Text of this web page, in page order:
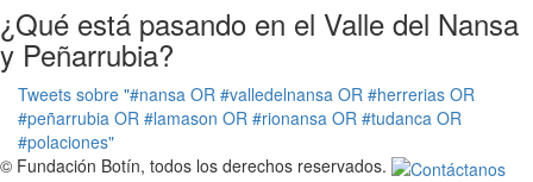
¿Qué está pasando en el Valle del Nansa
y Peñarrubia?
Tweets sobre "#nansa OR #valledelnansa OR #herrerias OR
#peñarrubia OR #lamason OR #rionansa OR #tudanca OR
#polaciones"
© Fundación Botín, todos los derechos reservados.